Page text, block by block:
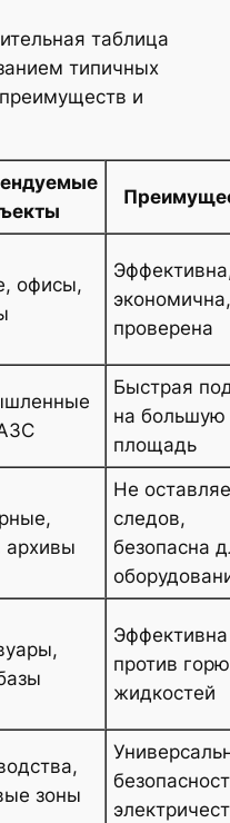
таблица
типичных
и
офисы,
экономична,
проверена
Быстрая
на большую
площадь
архивы
Не
следов,
безопасна
Эффективна
против
жидкостей
зоны